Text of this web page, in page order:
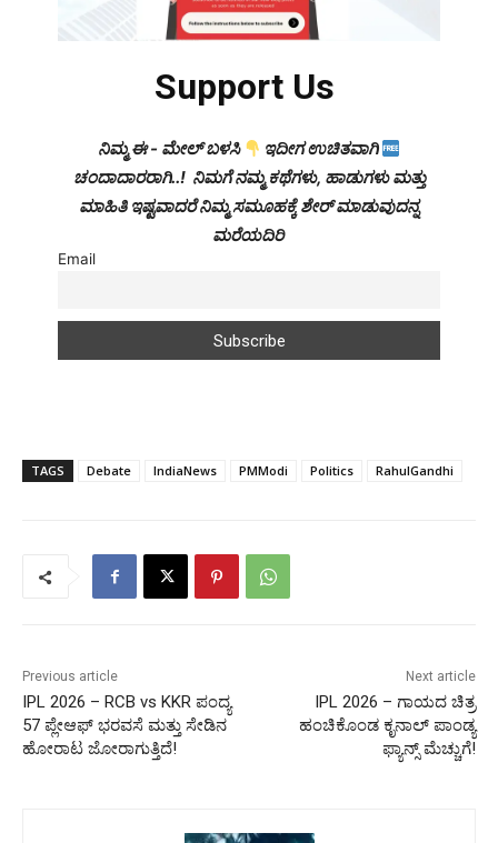
Support Us
ನಿಮ್ಮ ಈ - ಮೇಲ್ ಬಳಸಿ
ಇದೀಗ ಉಚಿತವಾಗಿ
ಚಂದಾದಾರರಾಗಿ..! ನಿಮಗೆ ನಮ್ಮ ಕಥೆಗಳು, ಹಾಡುಗಳು ಮತ್ತು
ಮಾಹಿತಿ ಇಷ್ಟವಾದರೆ ನಿಮ್ಮ ಸಮೂಹಕ್ಕೆ ಶೇರ್ ಮಾಡುವುದನ್ನ
ಮರೆಯದಿರಿ
Email
TAGS Debate IndiaNews PMModi Politics RahulGandhi
Previous article
IPL 2026 – RCB vs KKR ಪಂದ್ಯ
57 ಪ್ಲೇಆಫ್ ಭರವಸೆ ಮತ್ತು ಸೇಡಿನ
ಹೋರಾಟ ಜೋರಾಗುತ್ತಿದೆ!
Next article
IPL 2026 – ಗಾಯದ ಚಿತ್ರ
ಹಂಚಿಕೊಂಡ ಕೃನಾಲ್ ಪಾಂಡ್ಯ
ಫ್ಯಾನ್ಸ್ ಮೆಚ್ಚುಗೆ!